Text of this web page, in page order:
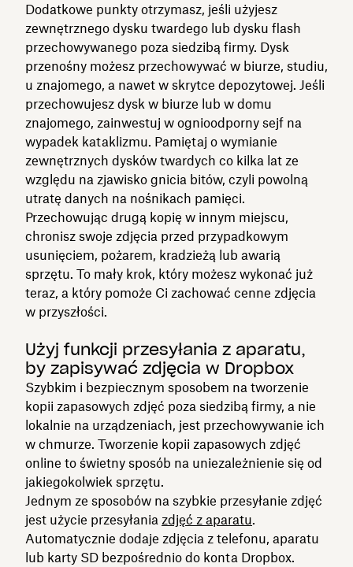
Dodatkowe punkty otrzymasz, jeśli użyjesz
zewnętrznego dysku twardego lub dysku flash
przechowywanego poza siedzibą firmy. Dysk
przenośny możesz przechowywać w biurze, studiu,
u znajomego, a nawet w skrytce depozytowej. Jeśli
przechowujesz dysk w biurze lub w domu
znajomego, zainwestuj w ognioodporny sejf na
wypadek kataklizmu. Pamiętaj o wymianie
zewnętrznych dysków twardych co kilka lat ze
względu na zjawisko gnicia bitów, czyli powolną
utratę danych na nośnikach pamięci.
Przechowując drugą kopię w innym miejscu,
chronisz swoje zdjęcia przed przypadkowym
usunięciem, pożarem, kradzieżą lub awarią
sprzętu. To mały krok, który możesz wykonać już
teraz, a który pomoże Ci zachować cenne zdjęcia
w przyszłości.
Użyj funkcji przesyłania z aparatu,
by zapisywać zdjęcia w Dropbox
Szybkim i bezpiecznym sposobem na tworzenie
kopii zapasowych zdjęć poza siedzibą firmy, a nie
lokalnie na urządzeniach, jest przechowywanie ich
w chmurze. Tworzenie kopii zapasowych zdjęć
online to świetny sposób na uniezależnienie się od
jakiegokolwiek sprzętu.
Jednym ze sposobów na szybkie przesyłanie zdjęć
jest użycie przesyłania zdjęć z aparatu.
Automatycznie dodaje zdjęcia z telefonu, aparatu
lub karty SD bezpośrednio do konta Dropbox.